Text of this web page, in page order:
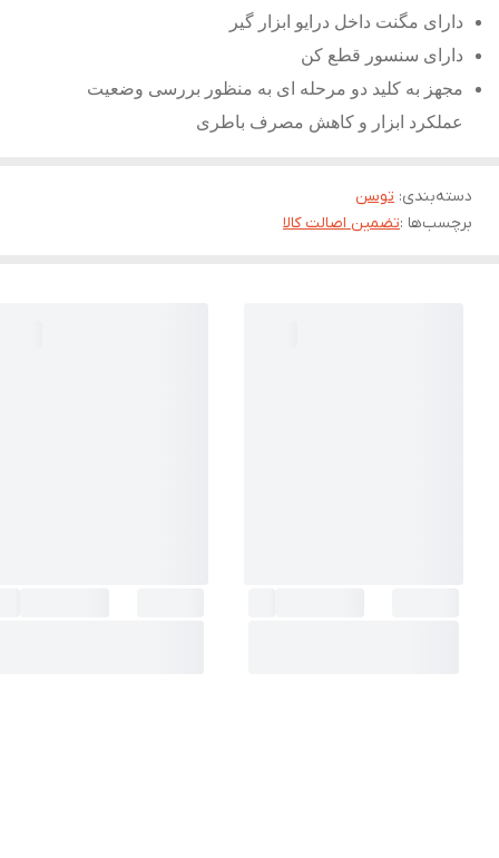
دارای مگنت داخل درایو ابزار گیر
دارای سنسور قطع کن
مجهز به کلید دو مرحله ای به منظور بررسی وضعیت
عملکرد ابزار و کاهش مصرف باطری
دسته‌بندی: توسن
برچسب‌ها :تضمین اصالت کالا